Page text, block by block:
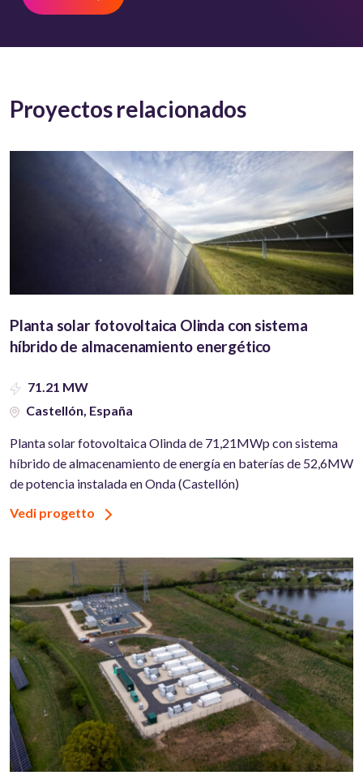
Proyectos relacionados
Planta solar fotovoltaica Olinda con sistema
híbrido de almacenamiento energético
71.21 MW
Castellón, España
Planta solar fotovoltaica Olinda de 71,21MWp con sistema
híbrido de almacenamiento de energía en baterías de 52,6MW
de potencia instalada en Onda (Castellón)
Vedi progetto